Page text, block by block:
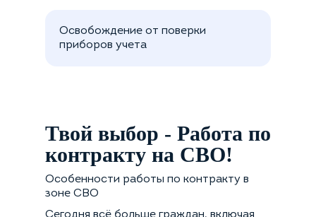
Освобождение от поверки
приборов учета
Твой выбор - Работа по
контракту на СВО!
Особенности работы по контракту в
зоне СВО